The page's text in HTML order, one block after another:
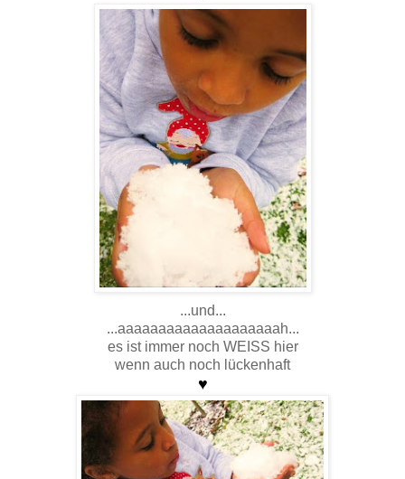
...und...
...aaaaaaaaaaaaaaaaaaaah...
es ist immer noch WEISS hier
wenn auch noch lückenhaft
♥